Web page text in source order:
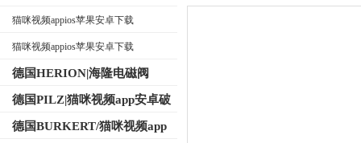
AVENTICS气缸
猫咪视频appios苹果安卓下载
AVENTICS接头
猫咪视频appios苹果安卓下载
AVENTICS气动元件
德国HERION|海隆电磁阀
德国PILZ|猫咪视频app安卓破
解版继电器
德国BURKERT/猫咪视频app